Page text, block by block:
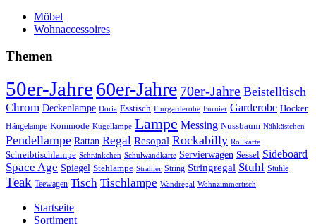
Möbel
Wohnaccessoires
Themen
50er-Jahre60er-Jahre 70er-Jahre Beistelltisch
Chrom Deckenlampe Doria Esstisch Flurgarderobe Furnier Garderobe Hocker
Hängelampe Kommode Kugellampe Lampe Messing Nussbaum Nähkästchen
Pendellampe Rattan Regal Resopal Rockabilly Rollkarte
Schreibtischlampe Schränkchen Schulwandkarte Servierwagen Sessel Sideboard
Space Age Spiegel Stehlampe Strahler String Stringregal Stuhl Stühle
Teak Teewagen Tisch Tischlampe Wandregal Wohnzimmertisch
Startseite
Sortiment